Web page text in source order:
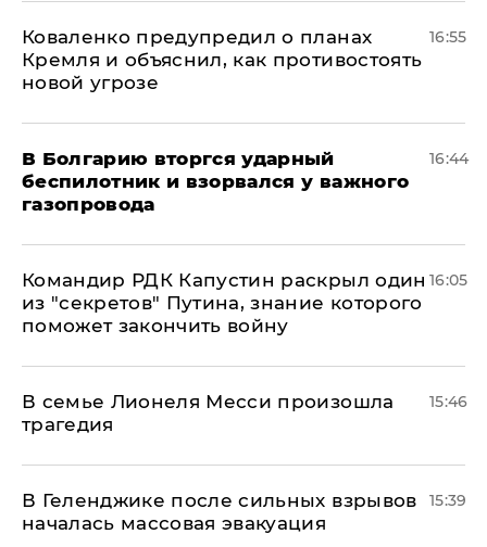
Коваленко предупредил о планах
Кремля и объяснил, как противостоять
новой угрозе
16:55
В Болгарию вторгся ударный
беспилотник и взорвался у важного
газопровода
16:44
Командир РДК Капустин раскрыл один
из "секретов" Путина, знание которого
поможет закончить войну
16:05
В семье Лионеля Месси произошла
трагедия
15:46
В Геленджике после сильных взрывов
началась массовая эвакуация
15:39